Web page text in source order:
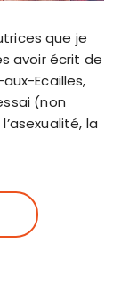
que je
avoir écrit de
Ecailles,
(non
la